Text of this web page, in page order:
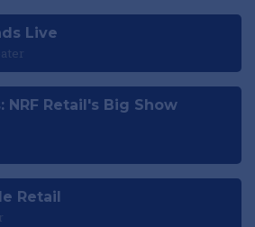
Live
NRF Retail's Big Show
Retail